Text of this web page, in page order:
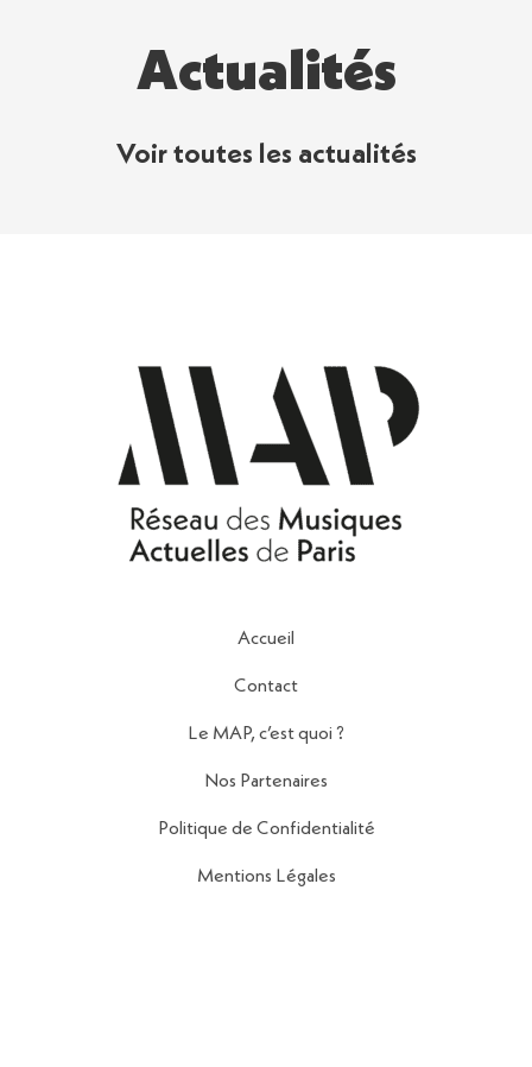
Actualités
Voir toutes les actualités
Accueil
Contact
Le MAP, c’est quoi ?
Nos Partenaires
Politique de Confidentialité
Mentions Légales